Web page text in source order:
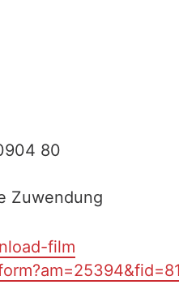
80
Zuwendung
film